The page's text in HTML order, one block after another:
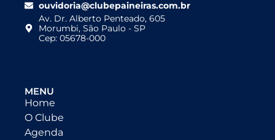
ouvidoria@clubepaineiras.com.br
Av. Dr. Alberto Penteado, 605
Morumbi, São Paulo - SP
Cep: 05678-000
MENU
Home
O Clube
Agenda